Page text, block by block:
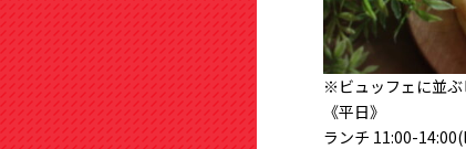
※ビュッフェに並ぶ
《平日》
ランチ 11:00-